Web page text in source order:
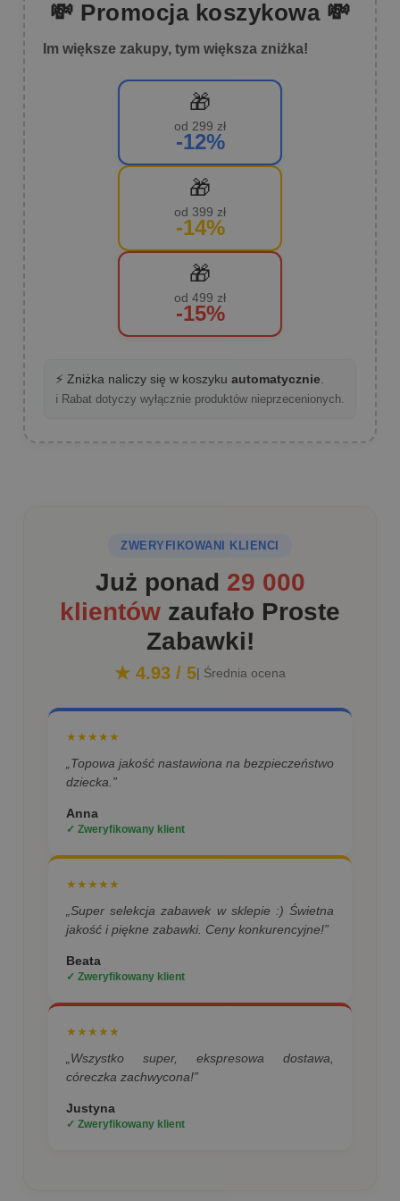
💸 Promocja koszykowa 💸
Im większe zakupy, tym większa zniżka!
🎁
od 299 zł
-12%
🎁
od 399 zł
-14%
🎁
od 499 zł
-15%
⚡ Zniżka naliczy się w koszyku automatycznie
ℹ️ Rabat dotyczy wyłącznie produktów nieprzecenionych.
ZWERYFIKOWANI KLIENCI
Już ponad 29 000
klientów zaufało Proste
Zabawki!
★ 4.93 / 5| Średnia ocena
★★★★★
„Topowa jakość nastawiona na bezpieczeństwo
dziecka.”
Anna
✓ Zweryfikowany klient
★★★★★
„Super selekcja zabawek w sklepie :) Świetna
jakość i piękne zabawki. Ceny konkurencyjne!”
Beata
✓ Zweryfikowany klient
★★★★★
„Wszystko super, ekspresowa dostawa,
córeczka zachwycona!”
Justyna
✓ Zweryfikowany klient